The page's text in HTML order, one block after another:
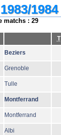
1984
matchs : 29
T
Beziers
Grenoble
Tulle
Montferrand
Montferrand
Albi